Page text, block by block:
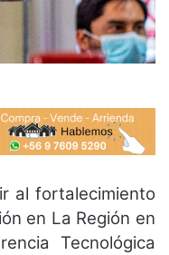
al fortalecimiento
en La Región en
Tecnológica